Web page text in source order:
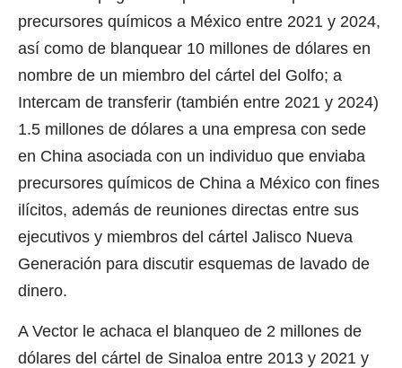
precursores químicos a México entre 2021 y 2024,
así como de blanquear 10 millones de dólares en
nombre de un miembro del cártel del Golfo; a
Intercam de transferir (también entre 2021 y 2024)
1.5 millones de dólares a una empresa con sede
en China asociada con un individuo que enviaba
precursores químicos de China a México con fines
ilícitos, además de reuniones directas entre sus
ejecutivos y miembros del cártel Jalisco Nueva
Generación para discutir esquemas de lavado de
dinero.
A Vector le achaca el blanqueo de 2 millones de
dólares del cártel de Sinaloa entre 2013 y 2021 y